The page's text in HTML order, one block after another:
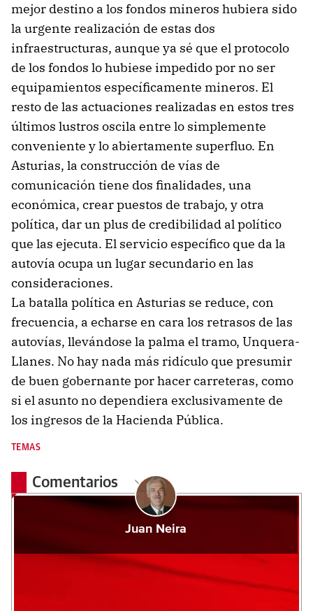
mejor destino a los fondos mineros hubiera sido
la urgente realización de estas dos
infraestructuras, aunque ya sé que el protocolo
de los fondos lo hubiese impedido por no ser
equipamientos específicamente mineros. El
resto de las actuaciones realizadas en estos tres
últimos lustros oscila entre lo simplemente
conveniente y lo abiertamente superfluo. En
Asturias, la construcción de vías de
comunicación tiene dos finalidades, una
económica, crear puestos de trabajo, y otra
política, dar un plus de credibilidad al político
que las ejecuta. El servicio específico que da la
autovía ocupa un lugar secundario en las
consideraciones.
La batalla política en Asturias se reduce, con
frecuencia, a echarse en cara los retrasos de las
autovías, llevándose la palma el tramo, Unquera-
Llanes. No hay nada más ridículo que presumir
de buen gobernante por hacer carreteras, como
si el asunto no dependiera exclusivamente de
los ingresos de la Hacienda Pública.
TEMAS
Comentarios
Juan Neira